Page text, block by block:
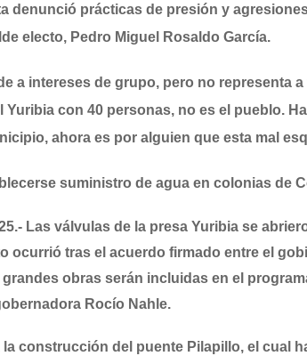
denunció prácticas de presión y
electo, Pedro Miguel Rosaldo García.
a intereses de grupo, pero no representa
con 40 personas, no es el pueblo.
ahora es por alguien que esta mal
suministro de agua en colonias de
Las válvulas de la presa Yuribia se
ocurrió tras el acuerdo firmado entre el
obras serán incluidas en el
Rocío Nahle.
construcción del puente Pilapillo, el cual